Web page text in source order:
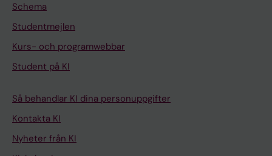
Schema
Studentmejlen
Kurs- och programwebbar
Student på KI
Så behandlar KI dina personuppgifter
Kontakta KI
Nyheter från KI